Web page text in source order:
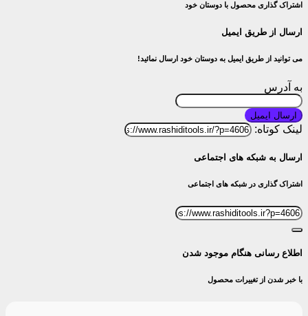
اشتراک گذاری محصول با دوستان خود
ارسال از طریق ایمیل
می توانید از طریق ایمیل به دوستان خود ارسال نمائید!
به آدرس
ارسال ایمیل
لینک کوتاه:
ارسال به شبکه های اجتماعی
اشتراک گذاری در شبکه های اجتماعی
اطلاع رسانی هنگام موجود شدن
با خبر شدن از تغییرات محصول